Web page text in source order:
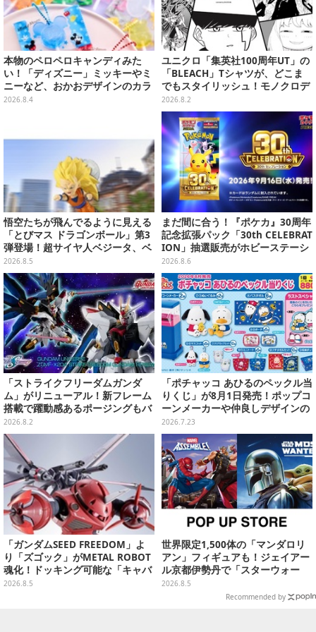
本物のペロペロキャンディみた
い！「ディズニー」ミッキーやミ
ニーなど、おかおデザインのカラ
フルチャーム全10種が8月31日発
2026.8.4
ユニクロ「集英社100周年UT」の
「BLEACH」Tシャツが、どこま
でもスタイリッシュ！モノクロデ
ザインもクール
2026.8.2
悟空たちが飛んでるように見える
「とびマス ドラゴンボール」第3
弾登場！超サイヤ人ベジータ、ベ
ジットなど全6種
2026.8.5
まだ間に合う！『ポケカ』30周年
記念拡張パック「30th CELEBRAT
ION」抽選販売がホビーステーシ
ョンで実施中、8月6日まで
2026.8.6
「ストライクフリーダムガンダ
ム」がリニューアル！新フレーム
搭載で躍動感あるポージングもバ
ッチリ
2026.8.2
「ポチャッコ あひるのペックル当
りくじ」が8月1日発売！ポップコ
ーンメーカーや仲良しデザインの
両面クッション、日常使いできる
雑貨など
2026.7.23
「ガンダムSEED FREEDOM」よ
り「ズゴック」がMETAL ROBOT
魂化！ドッキング可能な「キャバ
リアーアイフリッド」も同時に予
2026.8.5
世界限定1,500体の「マンダロリ
アン」フィギュアも！ジェイアー
ル京都伊勢丹で「スターウォー
ズ」&「マーベル」ポップアップ
2026.8.5
Recommended by